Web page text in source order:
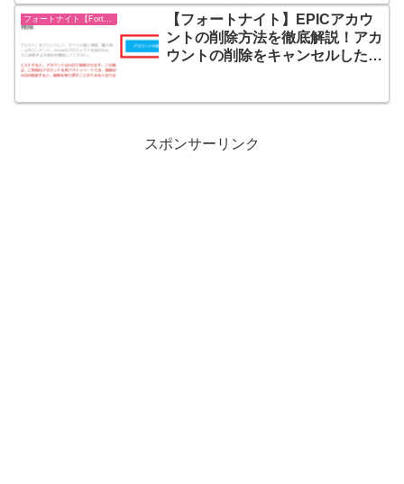
【フォートナイト】EPICアカウ
ントの削除方法を徹底解説！アカ
ウントの削除をキャンセルしたい
スポンサーリンク